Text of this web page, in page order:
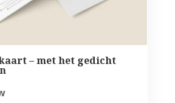
– met het gedicht